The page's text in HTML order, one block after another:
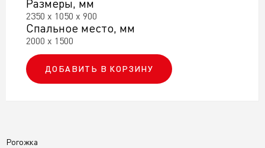
Размеры, мм
2350 х 1050 х 900
Спальное место, мм
2000 х 1500
ДОБАВИТЬ В КОРЗИНУ
Рогожка